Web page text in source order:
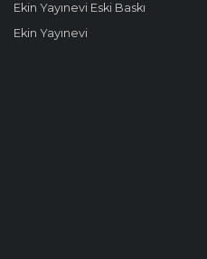
Ekin Yayınevi Eski Baskı
Ekin Yayınevi